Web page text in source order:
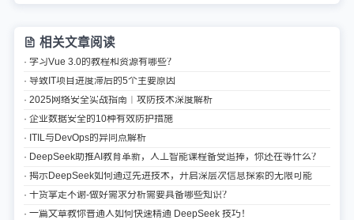
相关文章阅读
· 学习Vue 3.0的教程和资源有哪些？
· 导致IT项目进度滞后的5个主要原因
· 2025网络安全实战指南｜攻防技术深度解析
· 企业数据安全的10种有效防护措施
· ITIL与DevOps的异同点解析
· DeepSeek助推AI教育革新，人工智能课程备受追捧，你还在等什么？
· 揭示DeepSeek如何通过先进技术，开启深层次信息探索的无限可能
· 干货拿走不谢-做好需求分析需要具备哪些知识？
· 一篇文章教你普通人如何快速精通 DeepSeek 技巧！